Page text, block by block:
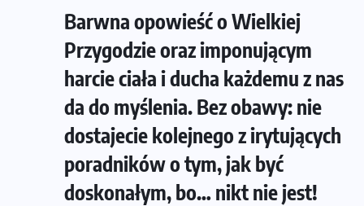
Barwna opowieść o Wielkiej
Przygodzie oraz imponującym
harcie ciała i ducha każdemu z nas
da do myślenia. Bez obawy: nie
dostajecie kolejnego z irytujących
poradników o tym, jak być
doskonałym, bo… nikt nie jest!